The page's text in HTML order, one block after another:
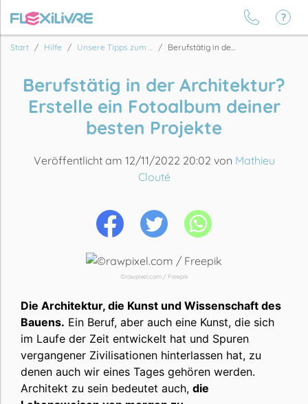
Start Hilfe Unsere Tipps zum ... Berufstätig in de...
Berufstätig in der Architektur?
Erstelle ein Fotoalbum deiner
besten Projekte
Veröffentlicht am 12/11/2022 20:02 von Mathieu
Clouté
©rawpixel.com / Freepik
Die Architektur, die Kunst und Wissenschaft des
Bauens. Ein Beruf, aber auch eine Kunst, die sich
im Laufe der Zeit entwickelt hat und Spuren
vergangener Zivilisationen hinterlassen hat, zu
denen auch wir eines Tages gehören werden.
Architekt zu sein bedeutet auch, die